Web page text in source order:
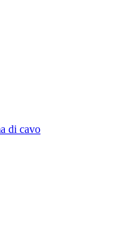
di cavo